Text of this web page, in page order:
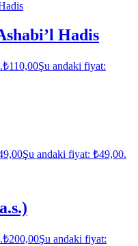
Hadis
₺110,00Şu andaki fiyat:
Şu andaki fiyat: ₺49,00.
₺200,00Şu andaki fiyat: